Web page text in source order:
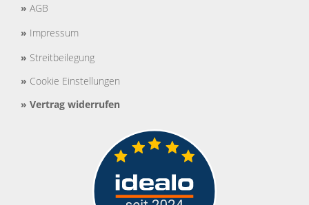
» AGB
» Impressum
» Streitbeilegung
» Cookie Einstellungen
» Vertrag widerrufen